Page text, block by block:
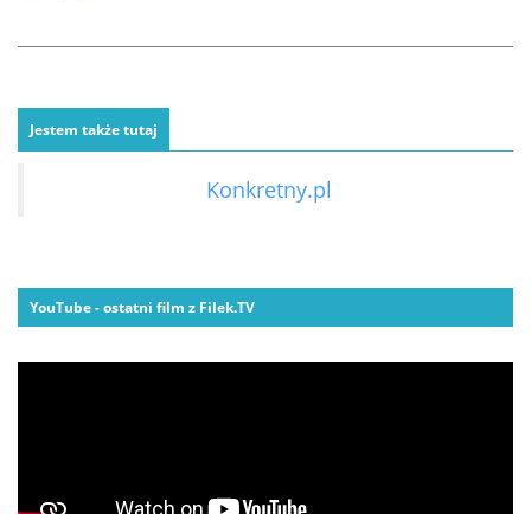
Jestem także tutaj
Konkretny.pl
YouTube - ostatni film z Filek.TV